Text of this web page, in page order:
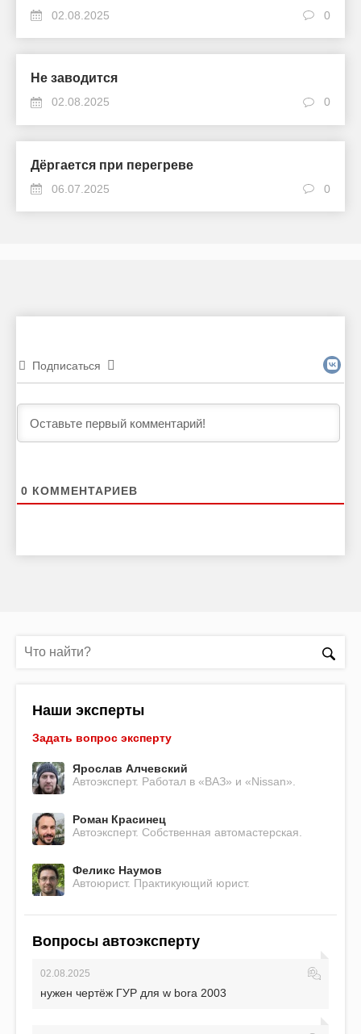
02.08.2025 0
Не заводится
02.08.2025 0
Дёргается при перегреве
06.07.2025 0
Подписаться
0 КОММЕНТАРИЕВ
Наши эксперты
Задать вопрос эксперту
Ярослав Алчевский
Автоэксперт. Работал в «ВАЗ» и «Nissan».
Роман Красинец
Автоэксперт. Собственная автомастерская.
Феликс Наумов
Автоюрист. Практикующий юрист.
Вопросы автоэксперту
02.08.2025
нужен чертёж ГУР для w bora 2003